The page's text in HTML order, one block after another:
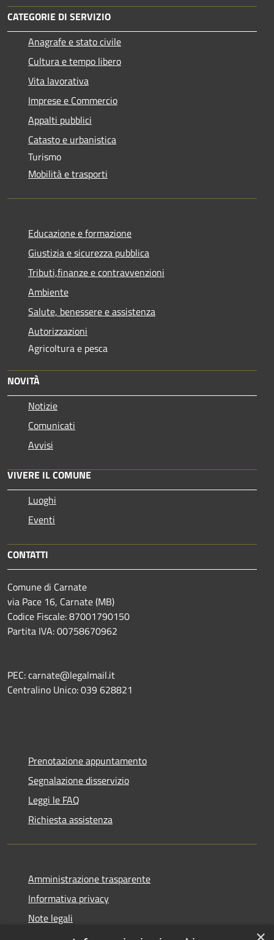
CATEGORIE DI SERVIZIO
Anagrafe e stato civile
Cultura e tempo libero
Vita lavorativa
Imprese e Commercio
Appalti pubblici
Catasto e urbanistica
Turismo
Mobilità e trasporti
Educazione e formazione
Giustizia e sicurezza pubblica
Tributi,finanze e contravvenzioni
Ambiente
Salute, benessere e assistenza
Autorizzazioni
Agricoltura e pesca
NOVITÀ
Notizie
Comunicati
Avvisi
VIVERE IL COMUNE
Luoghi
Eventi
CONTATTI
Comune di Carnate
via Pace 16, Carnate (MB)
Codice Fiscale: 87001790150
Partita IVA: 00758670962
PEC: carnate@legalmail.it
Centralino Unico: 039 628821
Prenotazione appuntamento
Segnalazione disservizio
Leggi le FAQ
Richiesta assistenza
Amministrazione trasparente
Informativa privacy
Note legali